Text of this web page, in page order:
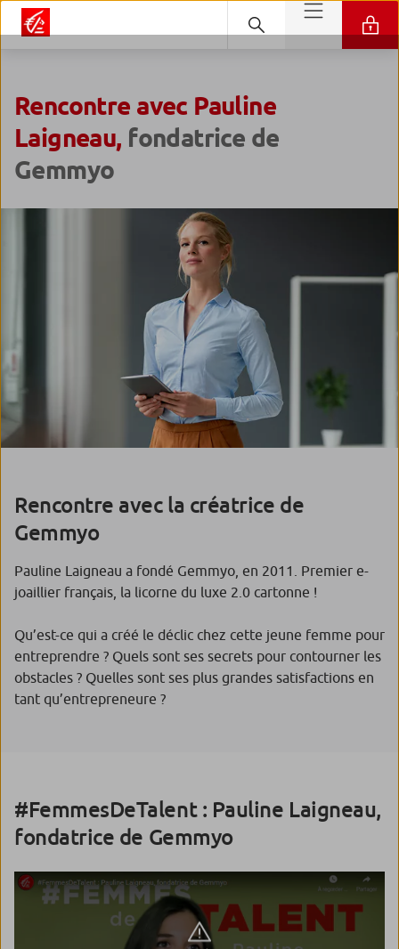
Rencontre avec Pauline
Laigneau, fondatrice de
Gemmyo
Rencontre avec la créatrice de
Gemmyo
Pauline Laigneau a fondé Gemmyo, en 2011. Premier e-
joaillier français, la licorne du luxe 2.0 cartonne !
Qu’est-ce qui a créé le déclic chez cette jeune femme pour
entreprendre ? Quels sont ses secrets pour contourner les
obstacles ? Quelles sont ses plus grandes satisfactions en
tant qu’entrepreneure ?
#FemmesDeTalent : Pauline Laigneau,
fondatrice de Gemmyo